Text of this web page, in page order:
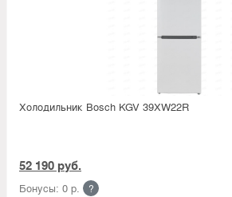
Холодильник Bosсh KGV 39XW22R
52 190 руб.
Бонусы: 0 р. ?